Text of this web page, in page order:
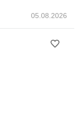
05.08.2026